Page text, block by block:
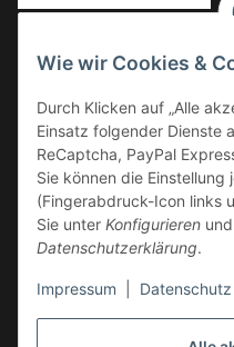
Wie wir Cookies &
Durch Klicken auf „Alle
Einsatz folgender Dienste
ReCaptcha, PayPal
Sie können die Einstellung
(Fingerabdruck-Icon links
Sie unter Konfigurieren
Datenschutzerklärung.
Impressum Datenschutz
Kauf auf Rechnung
VERSAND